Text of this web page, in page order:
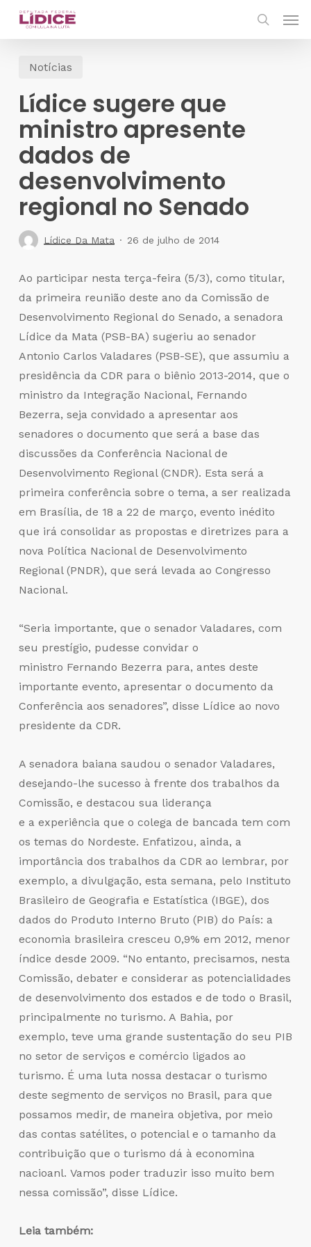
Skip
contentNotícias
Lídice sugere que
ministro apresente
dados de
desenvolvimento
regional no Senado
Lídice Da Mata 26 de julho de 2014
Ao participar nesta terça-feira (5/3), como titular,
da primeira reunião deste ano da Comissão de
Desenvolvimento Regional do Senado, a senadora
Lídice da Mata (PSB-BA) sugeriu ao senador
Antonio Carlos Valadares (PSB-SE), que assumiu a
presidência da CDR para o biênio 2013-2014, que o
ministro da Integração Nacional, Fernando
Bezerra, seja convidado a apresentar aos
senadores o documento que será a base das
discussões da Conferência Nacional de
Desenvolvimento Regional (CNDR). Esta será a
primeira conferência sobre o tema, a ser realizada
em Brasília, de 18 a 22 de março, evento inédito
que irá consolidar as propostas e diretrizes para a
nova Política Nacional de Desenvolvimento
Regional (PNDR), que será levada ao Congresso
Nacional.
“Seria importante, que o senador Valadares, com
seu prestígio, pudesse convidar o
ministro Fernando Bezerra para, antes deste
importante evento, apresentar o documento da
Conferência aos senadores”, disse Lídice ao novo
presidente da CDR.
A senadora baiana saudou o senador Valadares,
desejando-lhe sucesso à frente dos trabalhos da
Comissão, e destacou sua liderança
e a experiência que o colega de bancada tem com
os temas do Nordeste. Enfatizou, ainda, a
importância dos trabalhos da CDR ao lembrar, por
exemplo, a divulgação, esta semana, pelo Instituto
Brasileiro de Geografia e Estatística (IBGE), dos
dados do Produto Interno Bruto (PIB) do País: a
economia brasileira cresceu 0,9% em 2012, menor
índice desde 2009. “No entanto, precisamos, nesta
Comissão, debater e considerar as potencialidades
de desenvolvimento dos estados e de todo o Brasil,
principalmente no turismo. A Bahia, por
exemplo, teve uma grande sustentação do seu PIB
no setor de serviços e comércio ligados ao
turismo. É uma luta nossa destacar o turismo
deste segmento de serviços no Brasil, para que
possamos medir, de maneira objetiva, por meio
das contas satélites, o potencial e o tamanho da
contribuição que o turismo dá à economina
nacioanl. Vamos poder traduzir isso muito bem
nessa comissão”, disse Lídice.
Leia também: